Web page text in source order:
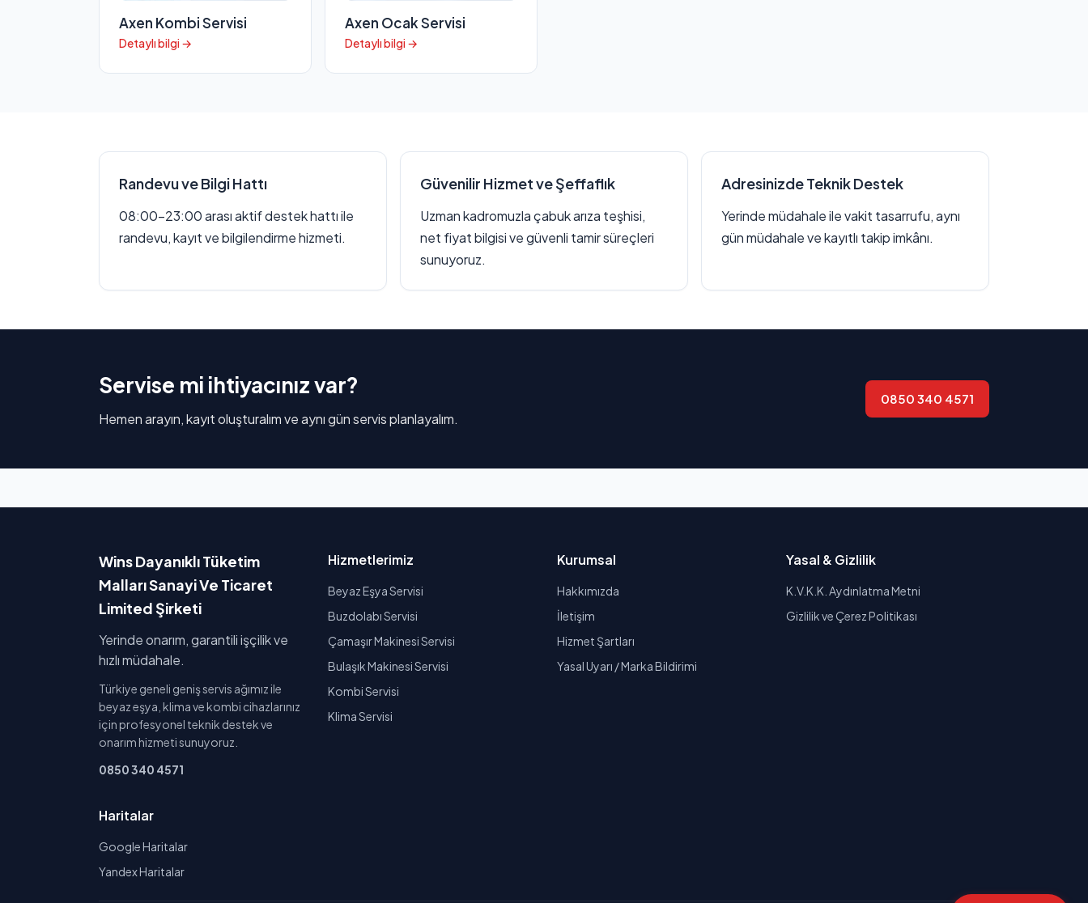
Axen Kombi Servisi
Detaylı bilgi →
Axen Ocak Servisi
Detaylı bilgi →
Randevu ve Bilgi Hattı
08:00–23:00 arası aktif destek hattı ile
randevu, kayıt ve bilgilendirme hizmeti.
Güvenilir Hizmet ve Şeffaflık
Uzman kadromuzla çabuk arıza teşhisi,
net fiyat bilgisi ve güvenli tamir süreçleri
sunuyoruz.
Adresinizde Teknik Destek
Yerinde müdahale ile vakit tasarrufu, aynı
gün müdahale ve kayıtlı takip imkânı.
Servise mi ihtiyacınız var?
Hemen arayın, kayıt oluşturalım ve aynı gün servis planlayalım.
0850 340 4571
Wins Dayanıklı Tüketim
Malları Sanayi Ve Ticaret
Limited Şirketi
Yerinde onarım, garantili işçilik ve
hızlı müdahale.
Türkiye geneli geniş servis ağımız ile
beyaz eşya, klima ve kombi cihazlarınız
için profesyonel teknik destek ve
onarım hizmeti sunuyoruz.
0850 340 4571
Hizmetlerimiz
Beyaz Eşya Servisi
Buzdolabı Servisi
Çamaşır Makinesi Servisi
Bulaşık Makinesi Servisi
Kombi Servisi
Klima Servisi
Kurumsal
Hakkımızda
İletişim
Hizmet Şartları
Yasal Uyarı / Marka Bildirimi
Yasal & Gizlilik
K.V.K.K. Aydınlatma Metni
Gizlilik ve Çerez Politikası
Haritalar
Google Haritalar
Yandex Haritalar